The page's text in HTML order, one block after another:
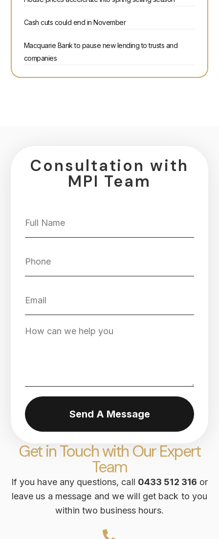
Cash cuts could end in November
Macquarie Bank to pause new lending to trusts and
companies
Get in Touch with Our Expert
Team
If you have any questions, call 0433 512 316 or
leave us a message and we will get back to you
within two business hours.
Consultation with
MPI Team
Send A Message